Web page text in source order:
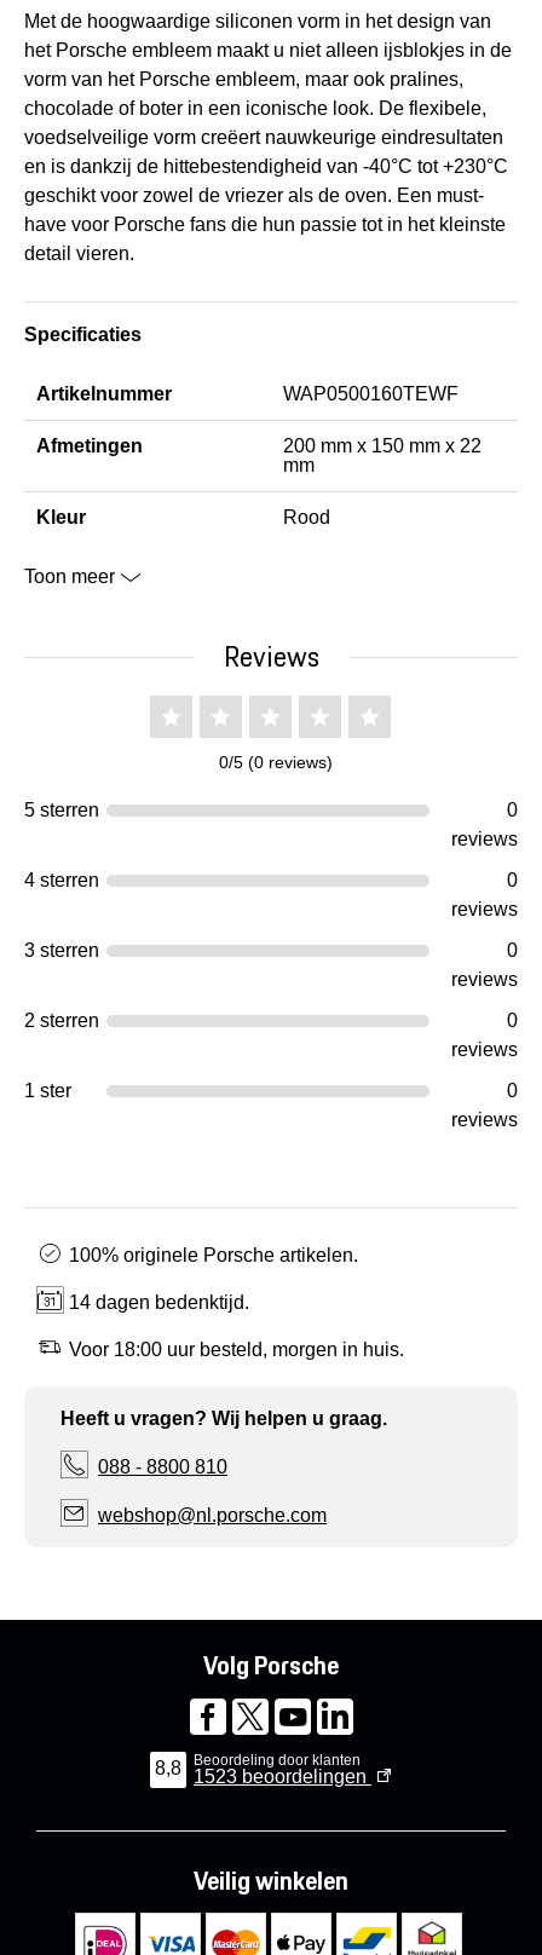
Met de hoogwaardige siliconen vorm in het design van
het Porsche embleem maakt u niet alleen ijsblokjes in de
vorm van het Porsche embleem, maar ook pralines,
chocolade of boter in een iconische look. De flexibele,
voedselveilige vorm creëert nauwkeurige eindresultaten
en is dankzij de hittebestendigheid van -40°C tot +230°C
geschikt voor zowel de vriezer als de oven. Een must-
have voor Porsche fans die hun passie tot in het kleinste
detail vieren.
Specificaties
Artikelnummer WAP0500160TEWF
Afmetingen
200 mm x 150 mm x 22
mm
Kleur Rood
Toon meer
Reviews
0/5 (0 reviews)
5 sterren
0
reviews
4 sterren
0
reviews
3 sterren
0
reviews
2 sterren
0
reviews
1 ster
0
reviews
100% originele Porsche artikelen.
14 dagen bedenktijd.
Voor 18:00 uur besteld, morgen in huis.
Heeft u vragen? Wij helpen u graag.
088 - 8800 810
webshop@nl.porsche.com
Volg Porsche
8,8 Beoordeling door klanten
1523 beoordelingen
Veilig winkelen